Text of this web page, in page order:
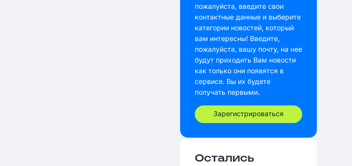
пожалуйста, введите свои
контактные данные и выберите
категории новостей, который
вам интересны! Введите,
пожалуйста, вашу почту, на нее
будут приходить Вам новости
как только они появятся в
сервисе. Вы их будете
получать первыми.
Зарегистрироваться
Остались